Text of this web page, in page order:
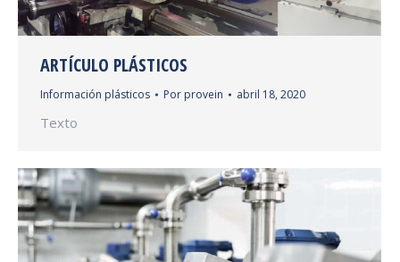
ARTÍCULO PLÁSTICOS
Información plásticos Por provein abril 18, 2020
Texto